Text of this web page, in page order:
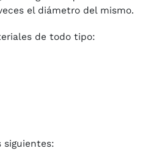
el diámetro del mismo.
de todo tipo:
siguientes: